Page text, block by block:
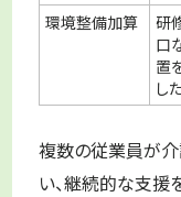
環境整備加算
研
口
置
し
複数の従業員が介
い、継続的な支援